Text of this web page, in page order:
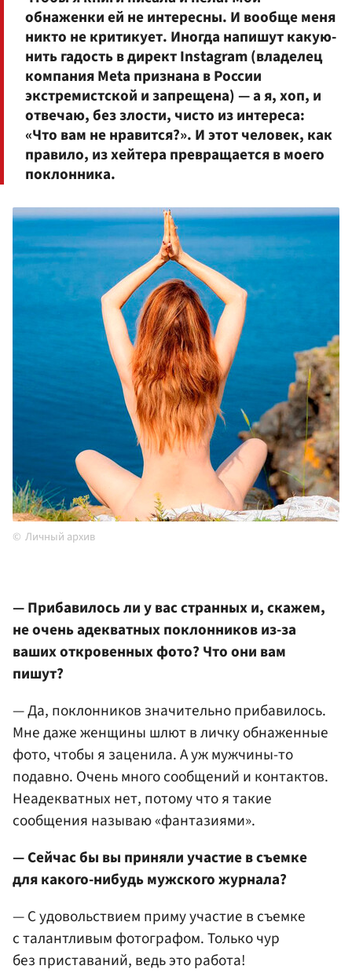
обнаженки ей не интересны. И вообще меня
никто не критикует. Иногда напишут какую-
нить гадость в директ Instagram (владелец
компания Meta признана в России
экстремистской и запрещена) — а я, хоп, и
отвечаю, без злости, чисто из интереса:
«Что вам не нравится?». И этот человек, как
правило, из хейтера превращается в моего
поклонника.
Личный архив
— Прибавилось ли у вас странных и, скажем,
не очень адекватных поклонников из-за
ваших откровенных фото? Что они вам
пишут?
— Да, поклонников значительно прибавилось.
Мне даже женщины шлют в личку обнаженные
фото, чтобы я заценила. А уж мужчины-то
подавно. Очень много сообщений и контактов.
Неадекватных нет, потому что я такие
сообщения называю «фантазиями».
— Сейчас бы вы приняли участие в съемке
для какого-нибудь мужского журнала?
— С удовольствием приму участие в съемке
с талантливым фотографом. Только чур
без приставаний, ведь это работа!